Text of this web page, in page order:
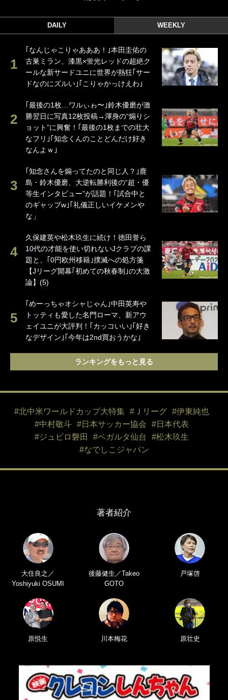
DAILY WEEKLY
｢なんじゃこりゃあああ！｣本田圭佑の
古巣ミラン、漆黒×蛍光レッドの超絶ク
ールな新サードユニに世界が熱狂｢サー
ドなのにズルい｣｢こりゃかっけえわ｣
｢最後の1枚…ワルぃゎ〜｣鈴木優磨が激
勝翌日に写真12枚投稿→渾身の“煽りシ
ョット”に興奮！｢最後の1枚までの壮大
なフリ｣｢知念くんのことどんだけ好き
なんよｗ｣
｢知念さんを煽ってたのと同じ人？｣鹿
島・鈴木優磨、大逆転勝利後の“超・優
等生インタビュー”が話題！｢試合中と
のギャップw｣｢礼儀正しいイケメンや
な」
久保建英や松木玖生に続け！徳田誉ら
10代の才能を使い切れないJクラブの課
題と、｢0円欧州移籍｣撲滅への処方箋
【Jリーグ開幕｢初めての秋春制｣の大激
論】(5)
｢めーっちゃオシャじゃん｣中田英寿や
トッティも愛した名門ローマ、新アウ
ェイユニが大評判！｢カッコいい｣｢好き
なデザイン｣｢今年は2nd買おうかな｣
ランキングをもっと見る
#北中米ワールドカップ大特集 #Ｊリーグ
#伊東純也
#中村敬斗
#日本サッカー協会
#日本代表
#ジュビロ磐田
#ベガルタ仙台
#松木玖生
#なでしこジャパン
著者紹介
大住良之／
Yoshiyuki OSUMI
後藤健生／Takeo
GOTO
戸塚啓
原悦生 川本梅花 原壮史